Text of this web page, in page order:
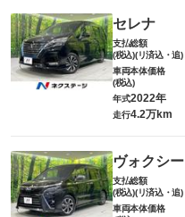
セレナ
支払総額
(税込)(リ済込・追)
車両本体価格
(税込)
年式2022年
走行4.2万km
ヴォクシー
支払総額
(税込)(リ済込・追)
車両本体価格